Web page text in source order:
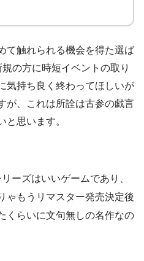
触れられる機会を得た選ば
の方に時短イベントの取り
気持ち良く終わってほしいが
が、これは所詮は古参の戯言
と思います。
ーズはいいゲームであり、
ゃもうリマスター発売決定後
くらいに文句無しの名作なの